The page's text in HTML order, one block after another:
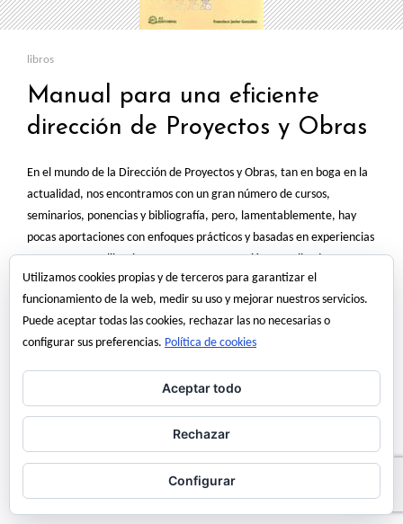
libros
Manual para una eficiente
dirección de Proyectos y Obras
En el mundo de la Dirección de Proyectos y Obras, tan en boga en la
actualidad, nos encontramos con un gran número de cursos,
seminarios, ponencias y bibliografía, pero, lamentablemente, hay
pocas aportaciones con enfoques prácticos y basadas en experiencias
concretas. Este libro intenta ser una aportación actualizada y
amigable para los profesionales que estén…
obras
Utilizamos cookies propias y de terceros para garantizar el
funcionamiento de la web, medir su uso y mejorar nuestros servicios.
Puede aceptar todas las cookies, rechazar las no necesarias o
configurar sus preferencias. Política de cookies
Aceptar todo
Rechazar
Configurar